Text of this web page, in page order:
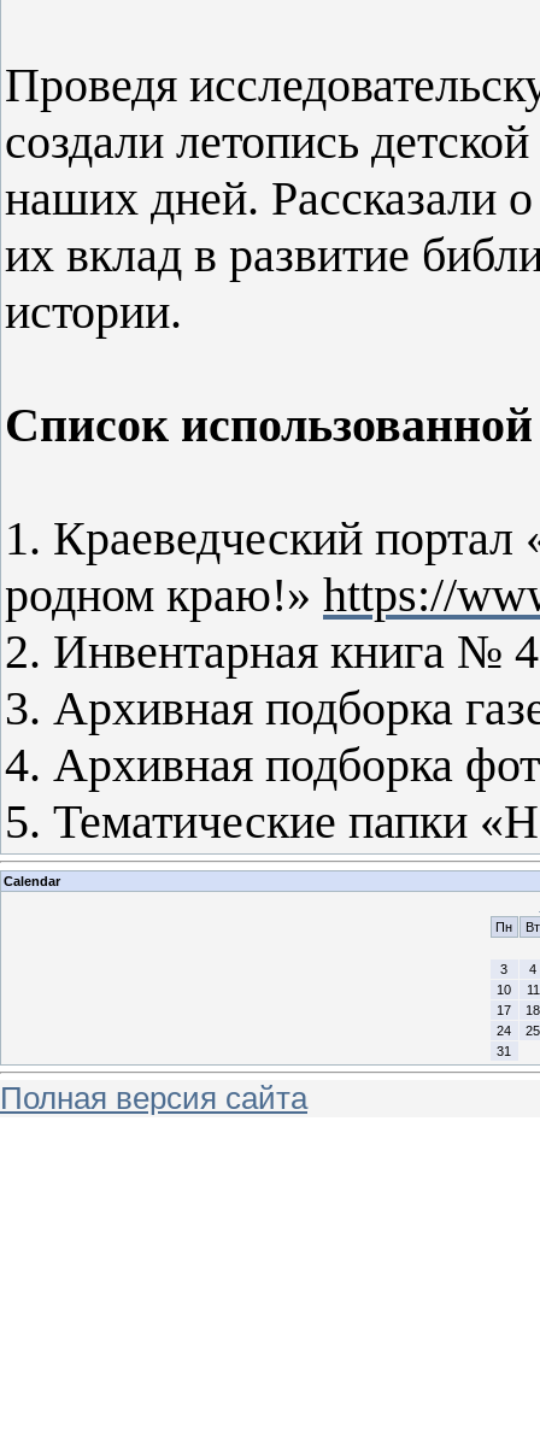
Проведя
создали летопись
наших дней. Рассказали
их вклад в развитие
истории.
Список
1. Краеведческий
родном краю!» https://
2. Инвентарная книга №
3. Архивная подборка
4. Архивная подборка
5. Тематические папки
Calendar
Пн
Вт
3
4
10
11
17
18
24
25
31
Полная версия сайта